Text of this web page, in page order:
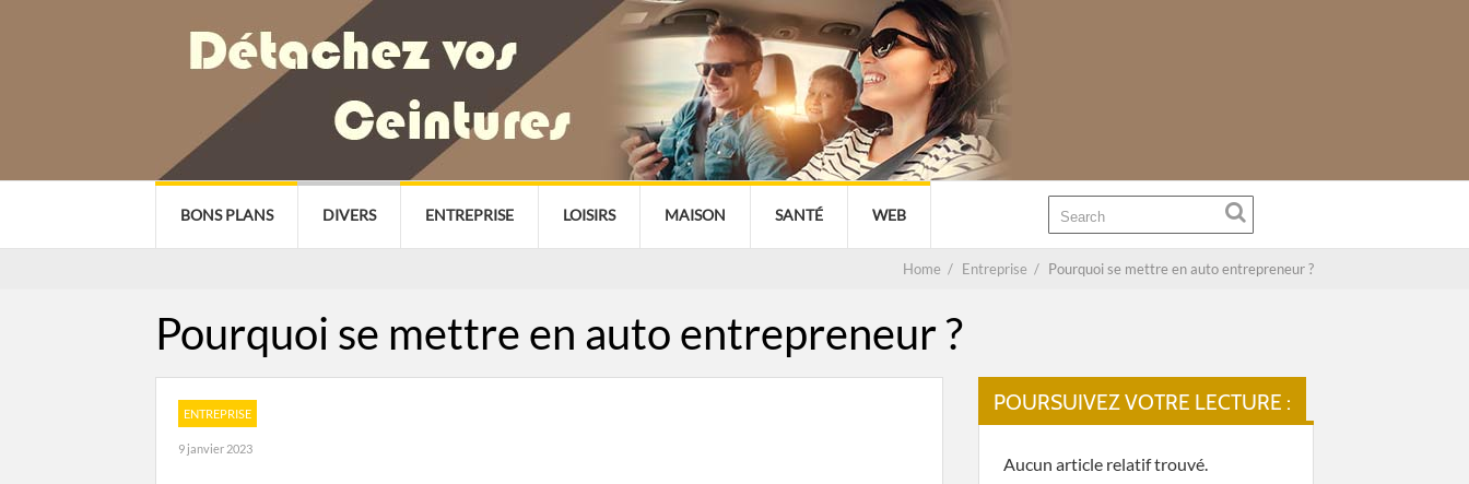
BONS PLANS DIVERS ENTREPRISE LOISIRS MAISON SANTÉ WEB
Home / Entreprise / Pourquoi se mettre en auto entrepreneur ?
Pourquoi se mettre en auto entrepreneur ?
ENTREPRISE
9 janvier 2023
POURSUIVEZ VOTRE LECTURE :
Aucun article relatif trouvé.